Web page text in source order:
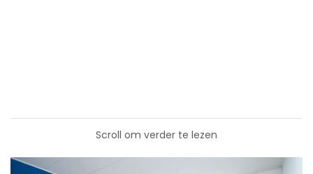
Scroll om verder te lezen